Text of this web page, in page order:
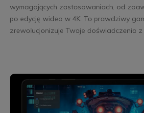
wymagających zastosowaniach, od
po edycję wideo w 4K. To prawdziwy
zrewolucjonizuje Twoje doświadczenia